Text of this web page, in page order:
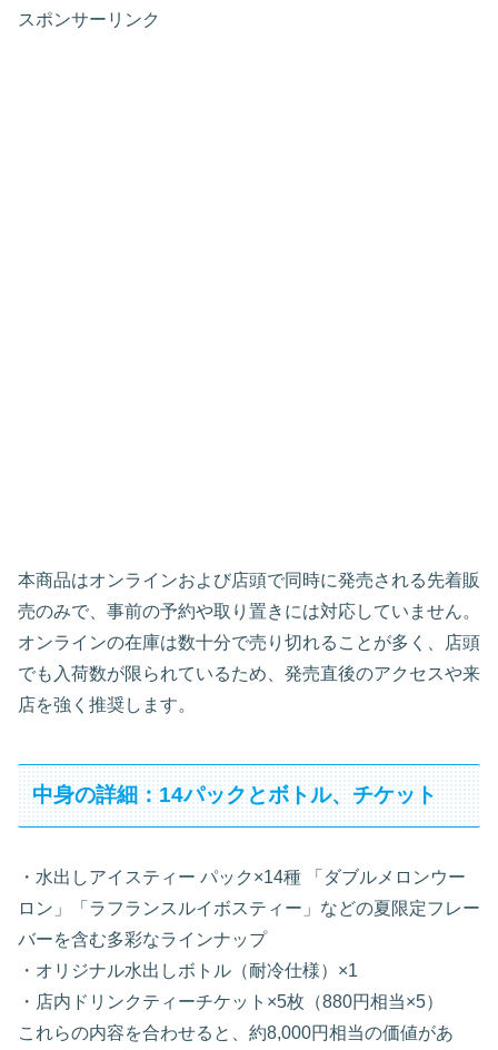
スポンサーリンク
本商品はオンラインおよび店頭で同時に発売される先着販
売のみで、事前の予約や取り置きには対応していません。
オンラインの在庫は数十分で売り切れることが多く、店頭
でも入荷数が限られているため、発売直後のアクセスや来
店を強く推奨します。
中身の詳細：14パックとボトル、チケット
・水出しアイスティー パック×14種 「ダブルメロンウー
ロン」「ラフランスルイボスティー」などの夏限定フレー
バーを含む多彩なラインナップ
・オリジナル水出しボトル（耐冷仕様）×1
・店内ドリンクティーチケット×5枚（880円相当×5）
これらの内容を合わせると、約8,000円相当の価値があ